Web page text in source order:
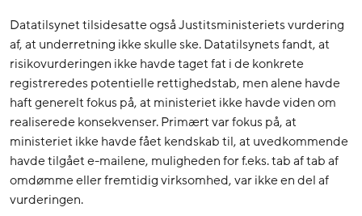
Datatilsynet tilsidesatte også Justitsministeriets vurdering
af, at underretning ikke skulle ske. Datatilsynets fandt, at
risikovurderingen ikke havde taget fat i de konkrete
registreredes potentielle rettighedstab, men alene havde
haft generelt fokus på, at ministeriet ikke havde viden om
realiserede konsekvenser. Primært var fokus på, at
ministeriet ikke havde fået kendskab til, at uvedkommende
havde tilgået e-mailene, muligheden for f.eks. tab af tab af
omdømme eller fremtidig virksomhed, var ikke en del af
vurderingen.